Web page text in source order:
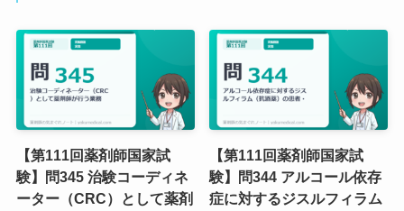
【第111回薬剤師国家試
験】問345 治験コーディネ
ーター（CRC）として薬剤
【第111回薬剤師国家試
験】問344 アルコール依存
症に対するジスルフィラム